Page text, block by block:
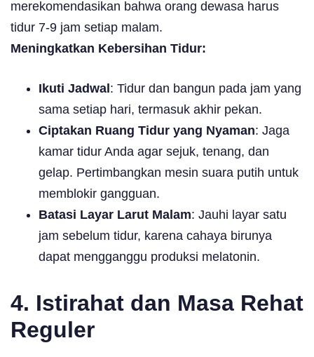
merekomendasikan bahwa orang dewasa harus
tidur 7-9 jam setiap malam.
Meningkatkan Kebersihan Tidur:
Ikuti Jadwal: Tidur dan bangun pada jam yang
sama setiap hari, termasuk akhir pekan.
Ciptakan Ruang Tidur yang Nyaman: Jaga
kamar tidur Anda agar sejuk, tenang, dan
gelap. Pertimbangkan mesin suara putih untuk
memblokir gangguan.
Batasi Layar Larut Malam: Jauhi layar satu
jam sebelum tidur, karena cahaya birunya
dapat mengganggu produksi melatonin.
4. Istirahat dan Masa Rehat
Reguler